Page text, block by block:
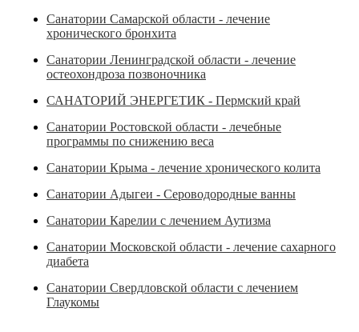
Санатории Самарской области - лечение
хронического бронхита
Санатории Ленинградской области - лечение
остеохондроза позвоночника
САНАТОРИЙ ЭНЕРГЕТИК - Пермский край
Санатории Ростовской области - лечебные
программы по снижению веса
Санатории Крыма - лечение хронического колита
Санатории Адыгеи - Сероводородные ванны
Санатории Карелии с лечением Аутизма
Санатории Московской области - лечение сахарного
диабета
Санатории Свердловской области с лечением
Глаукомы